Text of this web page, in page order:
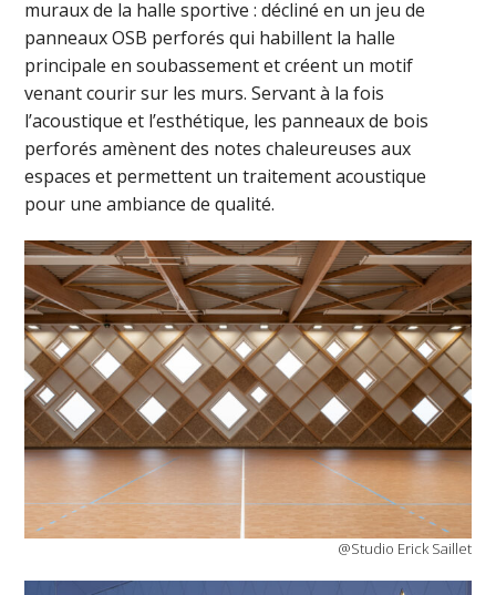
muraux de la halle sportive : décliné en un jeu de
panneaux OSB perforés qui habillent la halle
principale en soubassement et créent un motif
venant courir sur les murs. Servant à la fois
l’acoustique et l’esthétique, les panneaux de bois
perforés amènent des notes chaleureuses aux
espaces et permettent un traitement acoustique
pour une ambiance de qualité.
@Studio Erick Saillet